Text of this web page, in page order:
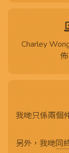
Charley
我哋只係兩個
另外，我哋同